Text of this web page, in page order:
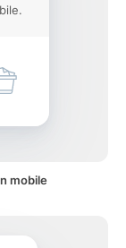
mobile